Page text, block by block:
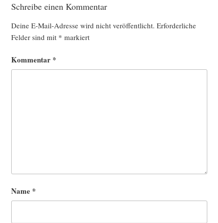
Schreibe einen Kommentar
Deine E-Mail-Adresse wird nicht veröffentlicht. Erforderliche
Felder sind mit * markiert
Kommentar *
Name *